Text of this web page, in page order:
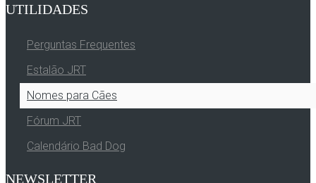
UTILIDADES
Perguntas Frequentes
Estalão JRT
Nomes para Cães
Fórum JRT
Calendário Bad Dog
NEWSLETTER